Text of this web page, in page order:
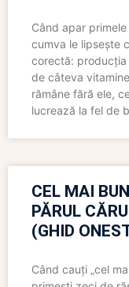
Când apar
cumva le lipsește
corectă:
de câteva
rămâne fără ele,
lucrează la fel de
CEL MAI
PĂRUL
(GHID
Când cauți „cel